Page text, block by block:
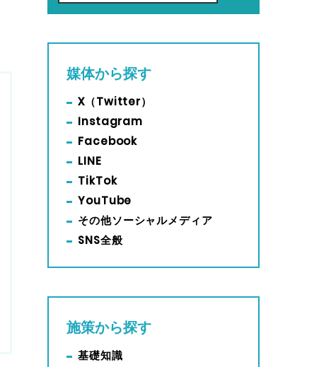
検索フィールドが空なので、候補はありません。
媒体から探す
X（Twitter）
Instagram
Facebook
LINE
TikTok
YouTube
その他ソーシャルメディア
SNS全般
施策から探す
基礎知識